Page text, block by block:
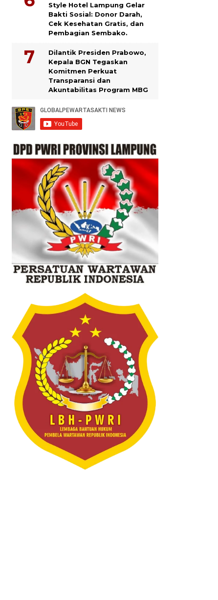
Style Hotel Lampung Gelar
Bakti Sosial: Donor Darah,
Cek Kesehatan Gratis, dan
Pembagian Sembako.
Dilantik Presiden Prabowo,
Kepala BGN Tegaskan
Komitmen Perkuat
Transparansi dan
Akuntabilitas Program MBG